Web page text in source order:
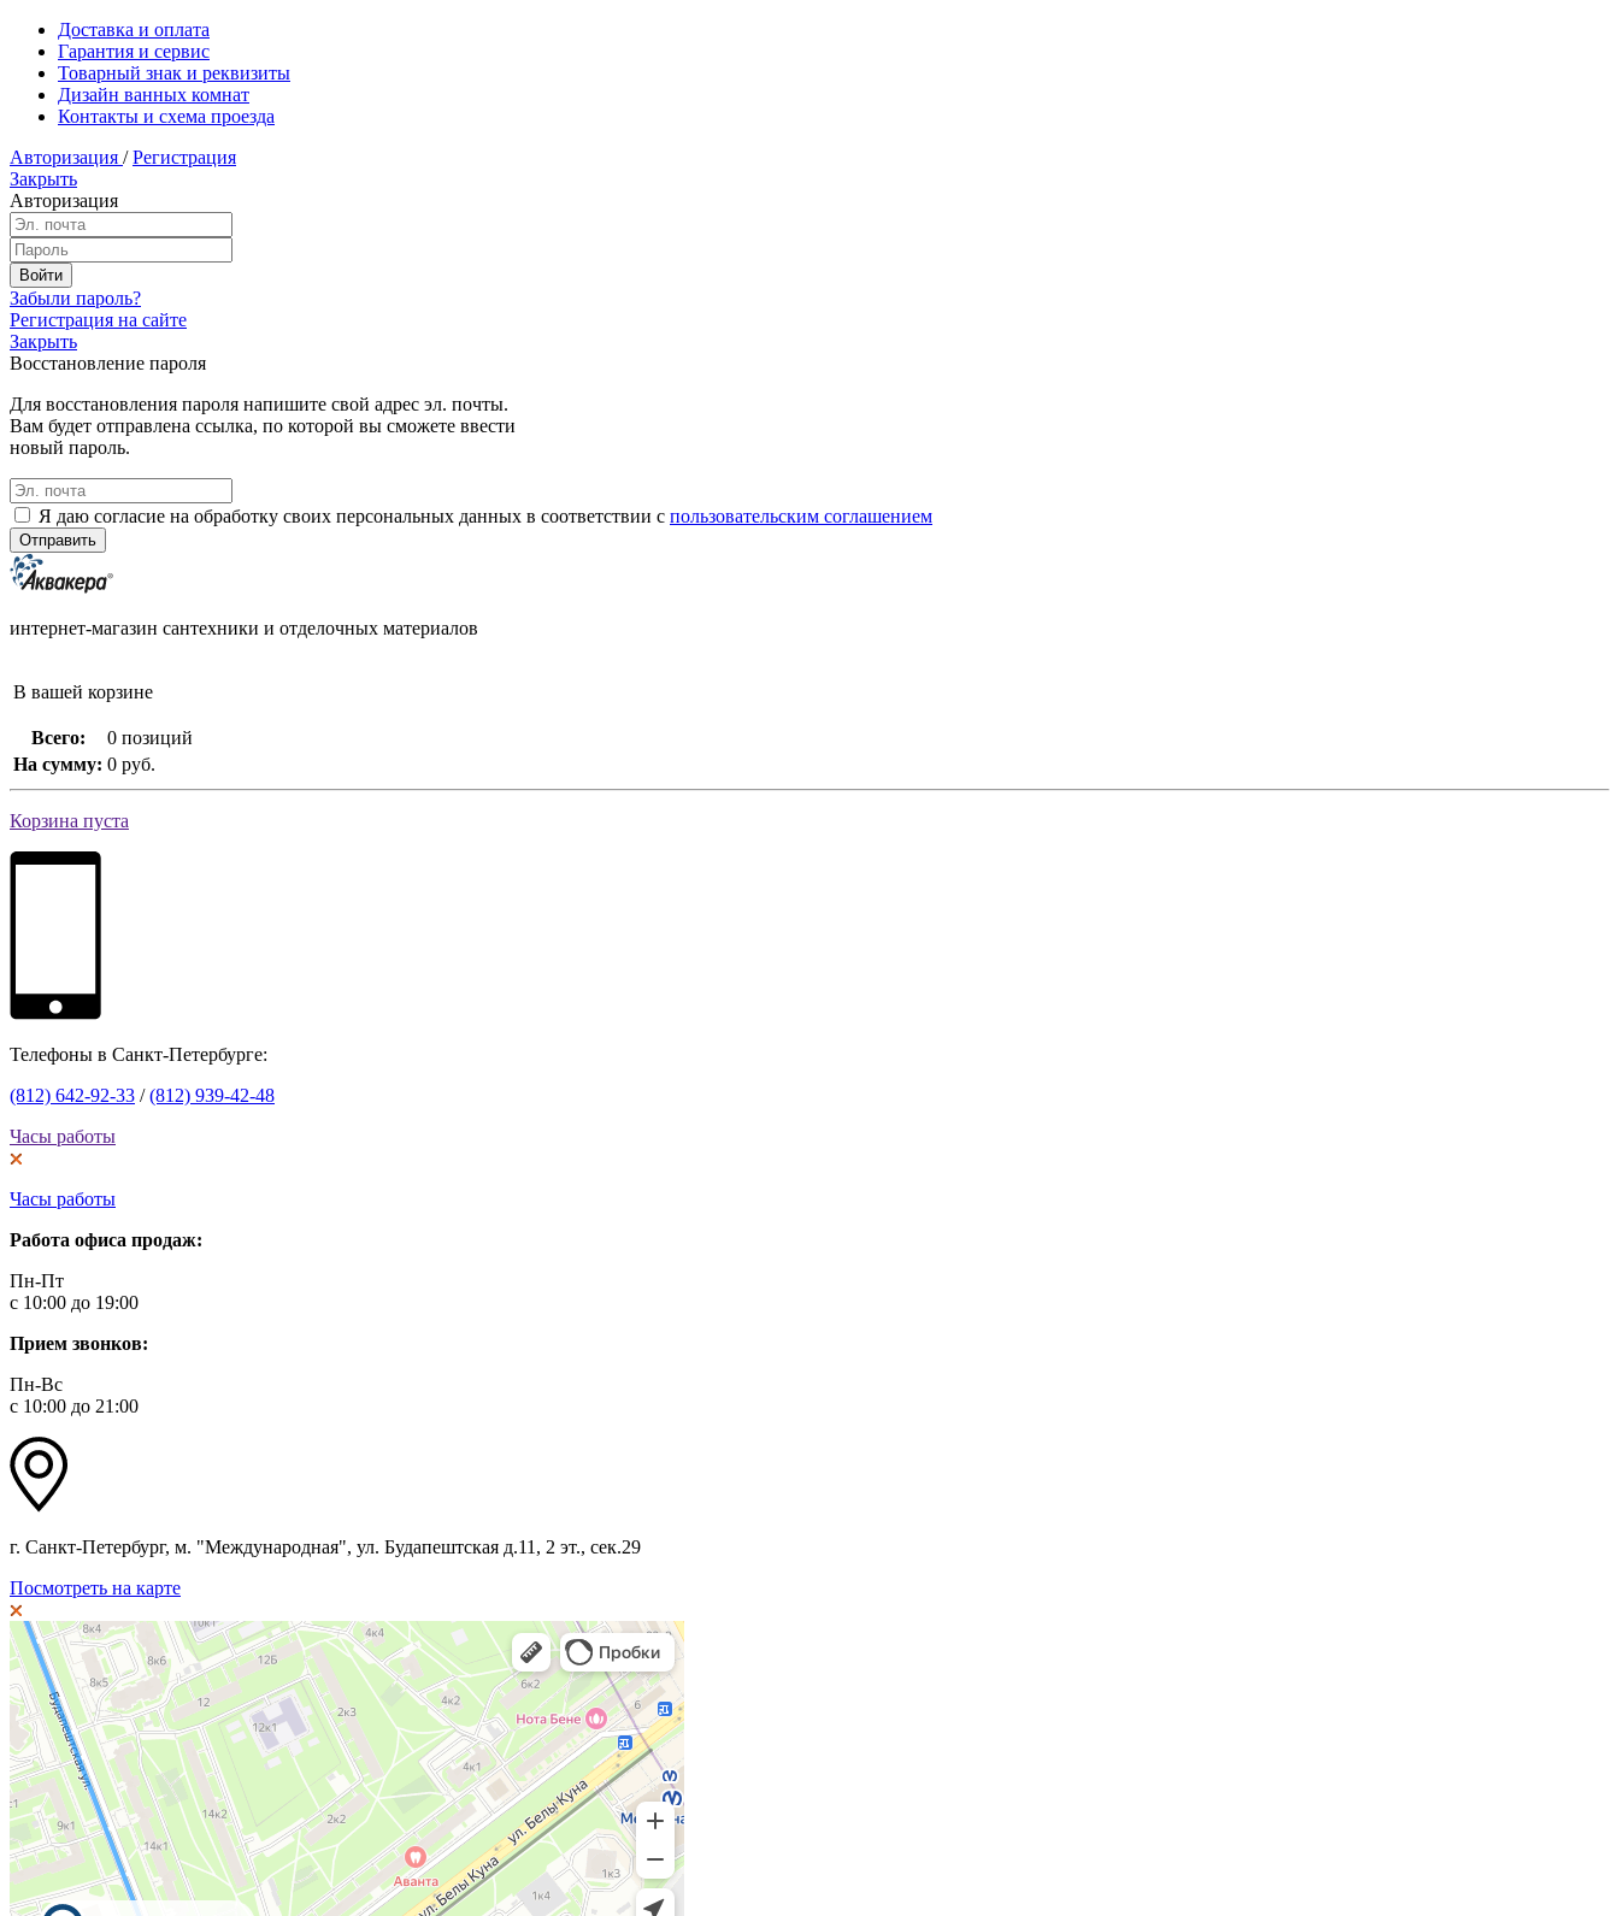
Доставка и оплата
Гарантия и сервис
Товарный знак и реквизиты
Дизайн ванных комнат
Контакты и схема проезда
Авторизация / Регистрация
Закрыть
Авторизация
Забыли пароль?
Регистрация на сайте
Закрыть
Восстановление пароля
Для восстановления пароля напишите свой адрес эл. почты.
Вам будет отправлена ссылка, по которой вы сможете ввести
новый пароль.
Я даю согласие на обработку своих персональных данных в соответствии с пользовательским соглашением
интернет-магазин сантехники и отделочных материалов
В вашей корзине
Всего:
0 позиций
На сумму: 0 руб.
Корзина пуста
Телефоны в Санкт-Петербурге:
(812) 642-92-33 /(812) 939-42-48
Часы работы
Часы работы
Работа офиса продаж:
Пн-Пт
с 10:00 до 19:00
Прием звонков:
Пн-Вс
с 10:00 до 21:00
г. Санкт-Петербург, м. "Международная", ул. Будапештская д.11, 2 эт., сек.29
Посмотреть на карте